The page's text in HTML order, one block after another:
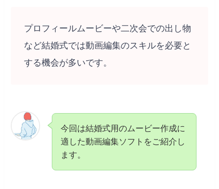
プロフィールムービーや二次会での出し物
など結婚式では動画編集のスキルを必要と
する機会が多いです。
今回は結婚式用のムービー作成に
適した動画編集ソフトをご紹介し
ます。